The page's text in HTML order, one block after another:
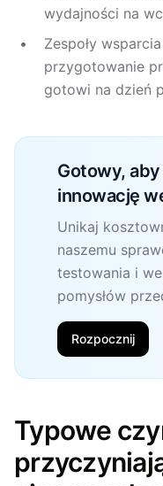
wydajności na
Zespoły
przygotowanie
gotowi na dzień
Gotowy,
innowację
Unikaj
naszemu
testowania i
pomysłów
Rozpocznij
Typowe